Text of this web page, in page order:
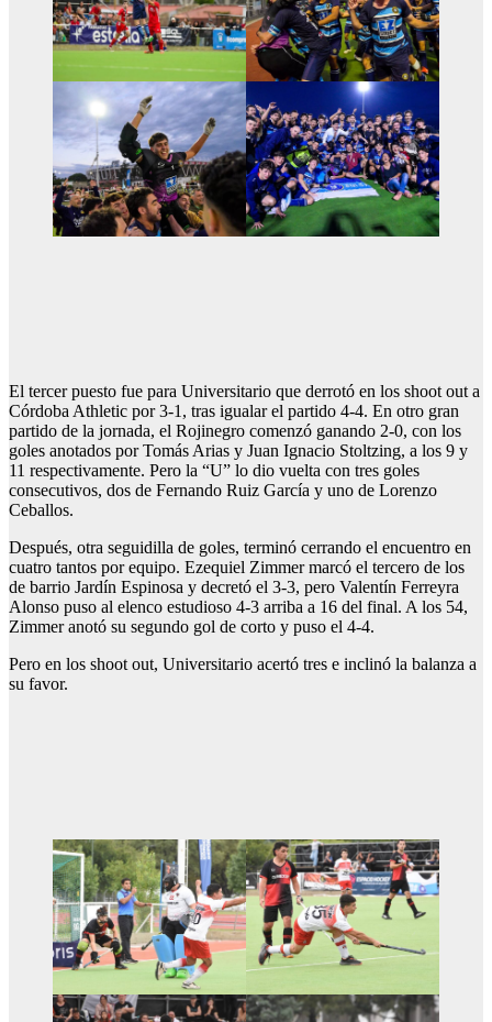
El tercer puesto fue para Universitario que derrotó en los shoot out a
Córdoba Athletic por 3-1, tras igualar el partido 4-4. En otro gran
partido de la jornada, el Rojinegro comenzó ganando 2-0, con los
goles anotados por Tomás Arias y Juan Ignacio Stoltzing, a los 9 y
11 respectivamente. Pero la “U” lo dio vuelta con tres goles
consecutivos, dos de Fernando Ruiz García y uno de Lorenzo
Ceballos.
Después, otra seguidilla de goles, terminó cerrando el encuentro en
cuatro tantos por equipo. Ezequiel Zimmer marcó el tercero de los
de barrio Jardín Espinosa y decretó el 3-3, pero Valentín Ferreyra
Alonso puso al elenco estudioso 4-3 arriba a 16 del final. A los 54,
Zimmer anotó su segundo gol de corto y puso el 4-4.
Pero en los shoot out, Universitario acertó tres e inclinó la balanza a
su favor.